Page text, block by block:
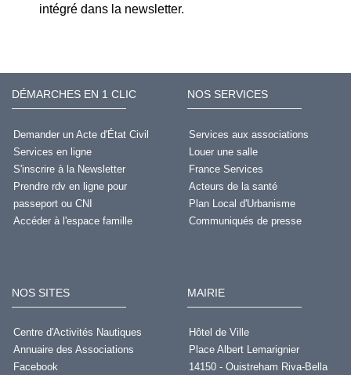
intégré dans la newsletter.
DÉMARCHES EN 1 CLIC
Demander un Acte d'État Civil
Services en ligne
S'inscrire à la Newsletter
Prendre rdv en ligne pour
passeport ou CNI
Accéder à l'espace famille
NOS SERVICES
Services aux associations
Louer une salle
France Services
Acteurs de la santé
Plan Local d'Urbanisme
Communiqués de presse
NOS SITES
Centre d'Activités Nautiques
Annuaire des Associations
Facebook
MAIRIE
Hôtel de Ville
Place Albert Lemarignier
14150 - Ouistreham Riva-Bella